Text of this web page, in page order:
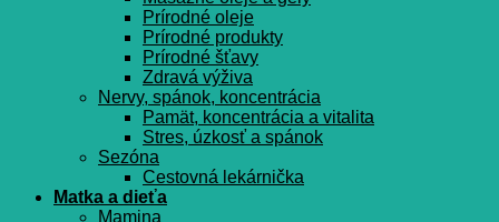
Prírodné oleje
Prírodné produkty
Prírodné šťavy
Zdravá výživa
Nervy, spánok, koncentrácia
Pamät, koncentrácia a vitalita
Stres, úzkosť a spánok
Sezóna
Cestovná lekárnička
Matka a dieťa
Mamina